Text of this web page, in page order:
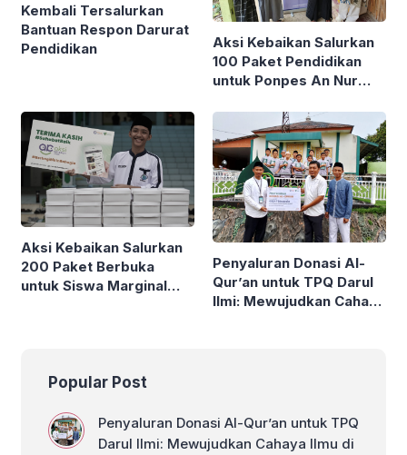
Kembali Tersalurkan
Bantuan Respon Darurat
Pendidikan
Aksi Kebaikan Salurkan
100 Paket Pendidikan
untuk Ponpes An Nur
Aksi Kebaikan Salurkan
200 Paket Berbuka
untuk Siswa Marginal
Penyaluran Donasi Al-
Qur’an untuk TPQ Darul
Ilmi: Mewujudkan Cahaya
Popular Post
Penyaluran Donasi Al-Qur’an untuk TPQ
Darul Ilmi: Mewujudkan Cahaya Ilmu di